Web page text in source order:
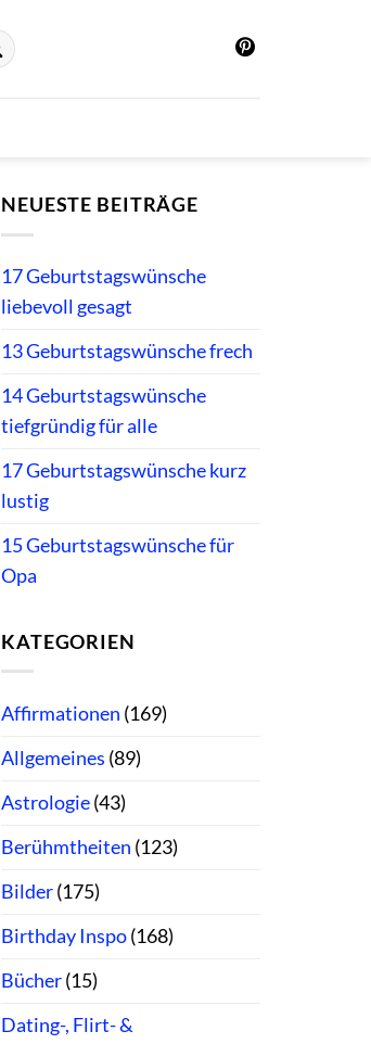
NEUESTE BEITRÄGE
17 Geburtstagswünsche
liebevoll gesagt
13 Geburtstagswünsche frech
14 Geburtstagswünsche
tiefgründig für alle
17 Geburtstagswünsche kurz
lustig
15 Geburtstagswünsche für
Opa
KATEGORIEN
Affirmationen (169)
Allgemeines (89)
Astrologie(43)
Berühmtheiten (123)
Bilder(175)
Birthday Inspo(168)
Bücher(15)
Dating-, Flirt- &